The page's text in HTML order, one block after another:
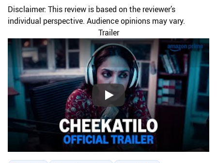
Disclaimer: This review is based on the reviewer’s
individual perspective. Audience opinions may vary.
Trailer
Play